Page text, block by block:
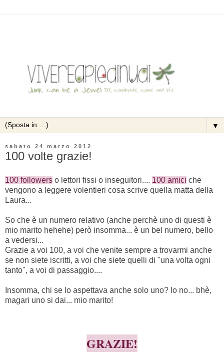
▼
sabato 24 marzo 2012
100 volte grazie!
100 followers o lettori fissi o inseguitori.... 100 amici che
vengono a leggere volentieri cosa scrive quella matta della
Laura...
So che è un numero relativo (anche perchè uno di questi è
mio marito hehehe) però insomma... è un bel numero, bello
a vedersi...
Grazie a voi 100, a voi che venite sempre a trovarmi anche
se non siete iscritti, a voi che siete quelli di "una volta ogni
tanto", a voi di passaggio....
Insomma, chi se lo aspettava anche solo uno? Io no... bhè,
magari uno si dai... mio marito!
GRAZIE!